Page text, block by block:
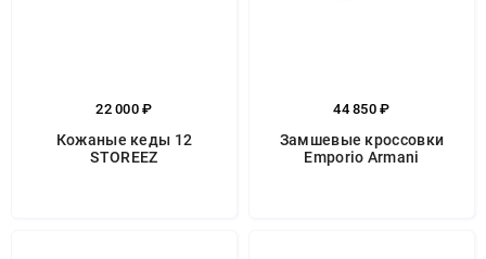
22 000 ₽
Кожаные кеды 12
STOREEZ
44 850 ₽
Замшевые кроссовки
Emporio Armani